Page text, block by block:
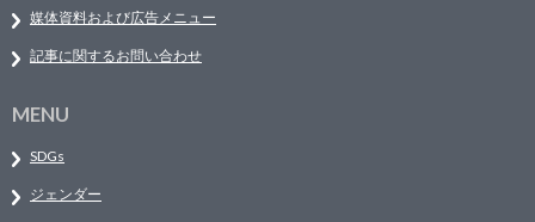
媒体資料および広告メニュー
記事に関するお問い合わせ
MENU
SDGs
ジェンダー